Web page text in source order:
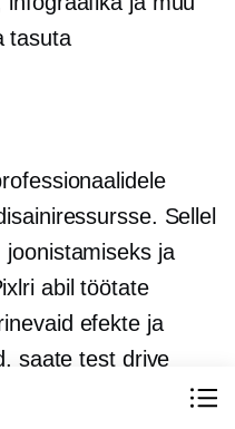
tasuta
Sellel
ja
abil töötate
efekte ja
saatetest drive
tasuta.